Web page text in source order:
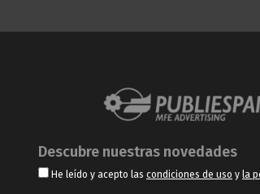
Descubre nuestras novedades
He leído y acepto las condiciones de uso y la